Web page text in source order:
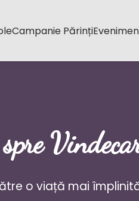
Campanie Părinți
o viață mai